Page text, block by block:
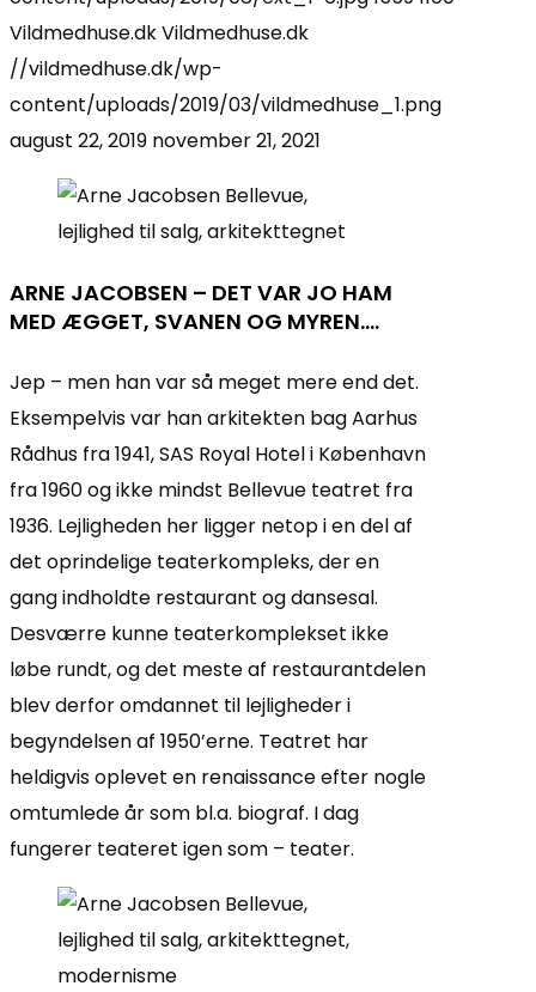
Vildmedhuse.dkVildmedhuse.dk
//vildmedhuse.dk/wp-
content/uploads/2019/03/vildmedhuse_1.png
august 22, 2019 november 21, 2021
ARNE JACOBSEN – DET VAR JO HAM
MED ÆGGET, SVANEN OG MYREN….
Jep – men han var så meget mere end det.
Eksempelvis var han arkitekten bag Aarhus
Rådhus fra 1941, SAS Royal Hotel i København
fra 1960 og ikke mindst Bellevue teatret fra
1936. Lejligheden her ligger netop i en del af
det oprindelige teaterkompleks, der en
gang indholdte restaurant og dansesal.
Desværre kunne teaterkomplekset ikke
løbe rundt, og det meste af restaurantdelen
blev derfor omdannet til lejligheder i
begyndelsen af 1950’erne. Teatret har
heldigvis oplevet en renaissance efter nogle
omtumlede år som bl.a. biograf. I dag
fungerer teateret igen som – teater.